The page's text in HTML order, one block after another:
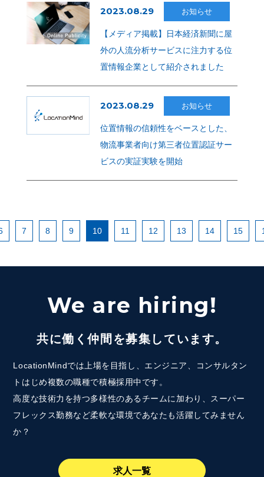
2023.08.29 お知らせ
【メディア掲載】日本経済新聞に屋
外の人流分析サービスに注力する位
置情報企業として紹介されました
2023.08.29 お知らせ
位置情報の信頼性をベースとした、
物流事業者向け第三者位置認証サー
ビスの実証実験を開始
7 8 9 10 11 12 13 14 15
We are hiring!
共に働く仲間を募集しています。
LocationMindでは上場を目指し、エンジニア、コンサルタン
トはじめ複数の職種で積極採用中です。
高度な技術力を持つ多様性のあるチームに加わり、スーパー
フレックス勤務など柔軟な環境であなたも活躍してみません
か？
求人一覧